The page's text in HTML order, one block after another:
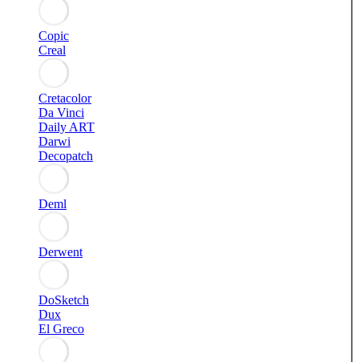
Copic
Creal
Cretacolor
Da Vinci
Daily ART
Darwi
Decopatch
Deml
Derwent
DoSketch
Dux
El Greco